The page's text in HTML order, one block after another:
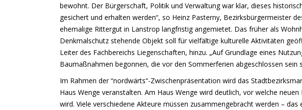
bewohnt. Der Bürgerschaft, Politik und Verwaltung war klar, dieses
gesichert und erhalten werden“, so Heinz Pasterny, Bezirksbürgermeister
ehemalige Rittergut in Lanstrop langfristig angemietet. Das früher als
Denkmalschutz stehende Objekt soll für vielfältige kulturelle Aktivitäten
Leiter des Fachbereichs Liegenschaften, hinzu. „Auf Grundlage eines
Baumaßnahmen begonnen, die vor den Sommerferien abgeschlossen sein
Im Rahmen der “nordwärts“-Zwischenpräsentation wird das
Haus Wenge veranstalten. Am Haus Wenge wird deutlich, vor welche
wird. Viele verschiedene Akteure müssen zusammengebracht werden –